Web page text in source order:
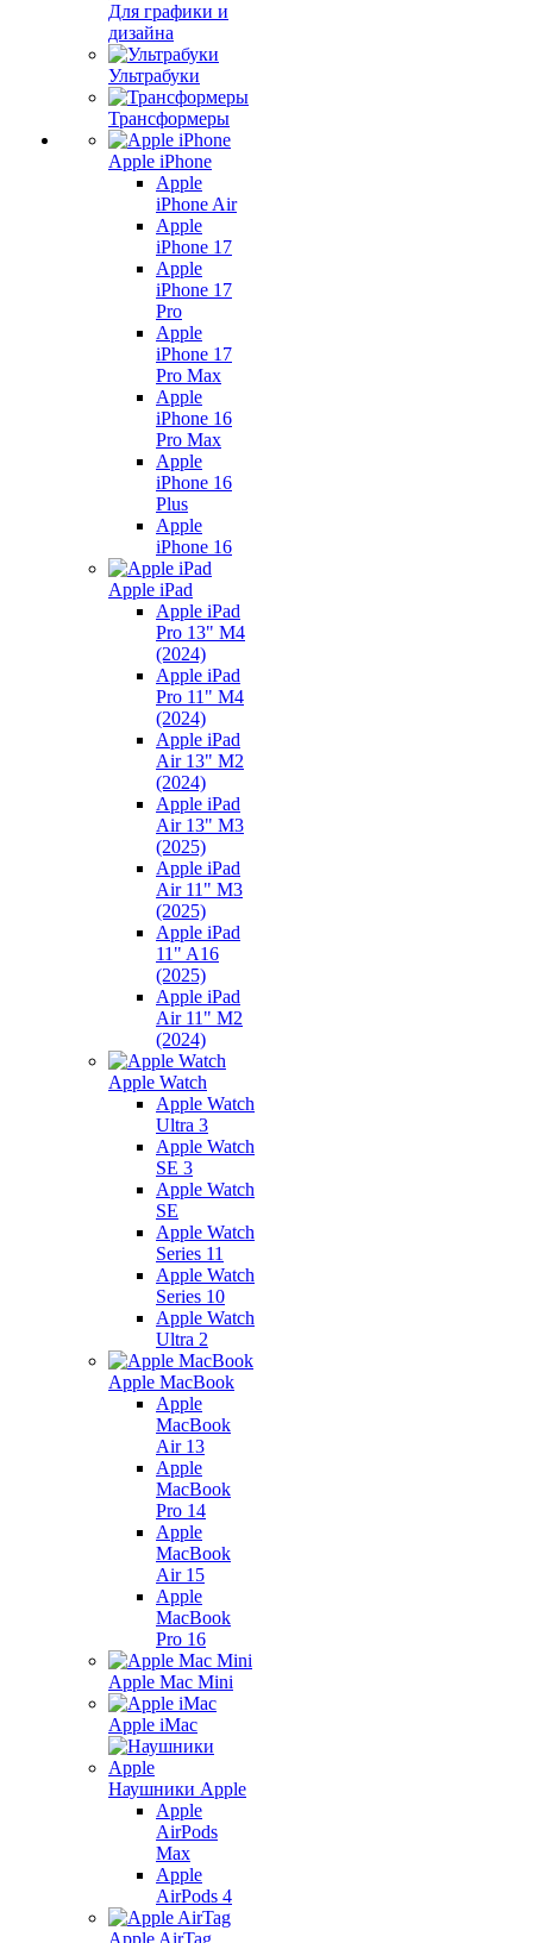
Для графики и
дизайна
Ультрабуки
Трансформеры
Apple iPhone
Apple
iPhone Air
Apple
iPhone 17
Apple
iPhone 17
Pro
Apple
iPhone 17
Pro Max
Apple
iPhone 16
Pro Max
Apple
iPhone 16
Plus
Apple
iPhone 16
Apple iPad
Apple iPad
Pro 13" M4
(2024)
Apple iPad
Pro 11" M4
(2024)
Apple iPad
Air 13" M2
(2024)
Apple iPad
Air 13" M3
(2025)
Apple iPad
Air 11" M3
(2025)
Apple iPad
11" A16
(2025)
Apple iPad
Air 11" M2
(2024)
Apple Watch
Apple Watch
Ultra 3
Apple Watch
SE 3
Apple Watch
SE
Apple Watch
Series 11
Apple Watch
Series 10
Apple Watch
Ultra 2
Apple MacBook
Apple
MacBook
Air 13
Apple
MacBook
Pro 14
Apple
MacBook
Air 15
Apple
MacBook
Pro 16
Apple Mac Mini
Apple iMac
Наушники Apple
Apple
AirPods
Max
Apple
AirPods 4
Apple AirTag